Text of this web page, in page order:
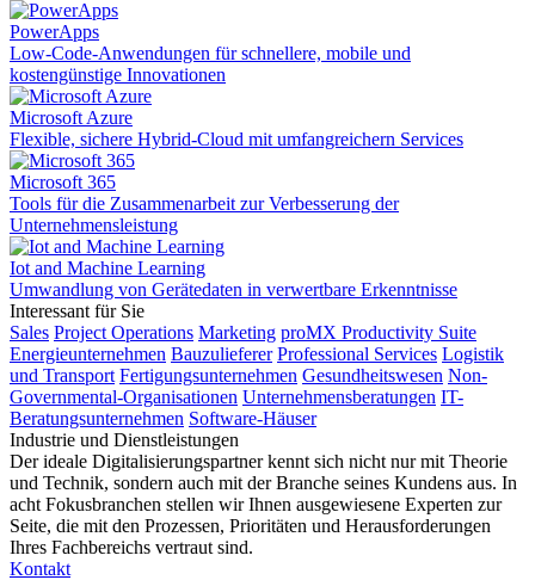
PowerApps
Low-Code-Anwendungen für schnellere, mobile und
kostengünstige Innovationen
Microsoft Azure
Flexible, sichere Hybrid-Cloud mit umfangreichern Services
Microsoft 365
Tools für die Zusammenarbeit zur Verbesserung der
Unternehmensleistung
Iot and Machine Learning
Umwandlung von Gerätedaten in verwertbare Erkenntnisse
Interessant für Sie
Sales Project Operations Marketing proMX Productivity Suite
Energieunternehmen Bauzulieferer Professional Services Logistik
und Transport Fertigungsunternehmen Gesundheitswesen Non-
Governmental-Organisationen Unternehmensberatungen IT-
Beratungsunternehmen Software-Häuser
Industrie und Dienstleistungen
Der ideale Digitalisierungspartner kennt sich nicht nur mit Theorie
und Technik, sondern auch mit der Branche seines Kundens aus. In
acht Fokusbranchen stellen wir Ihnen ausgewiesene Experten zur
Seite, die mit den Prozessen, Prioritäten und Herausforderungen
Ihres Fachbereichs vertraut sind.
Kontakt